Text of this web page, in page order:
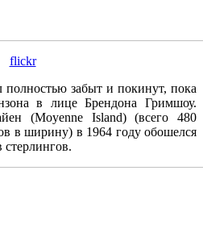
flickr
полностью забыт и покинут, пока
в лице Брендона Гримшоу.
(Moyenne Island) (всего 480
в ширину) в 1964 году обошелся